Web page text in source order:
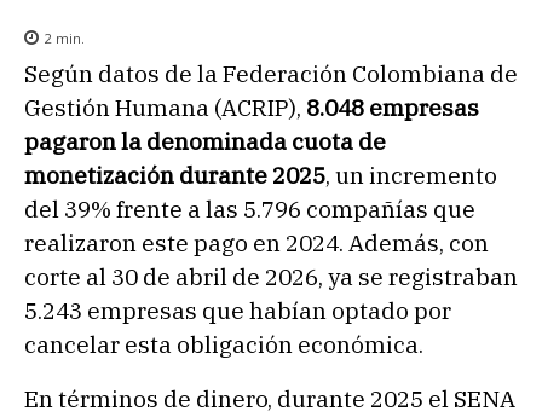
2 min.
Según datos de la Federación Colombiana de
Gestión Humana (ACRIP), 8.048 empresas
pagaron la denominada cuota de
monetización durante 2025, un incremento
del 39% frente a las 5.796 compañías que
realizaron este pago en 2024. Además, con
corte al 30 de abril de 2026, ya se registraban
5.243 empresas que habían optado por
cancelar esta obligación económica.
En términos de dinero, durante 2025 el SENA